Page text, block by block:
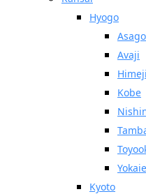
Hyogo
Avaji
Kobe
Kyoto